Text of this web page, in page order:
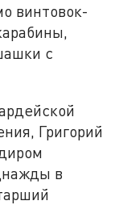
винтовок-
с
Григорий
в